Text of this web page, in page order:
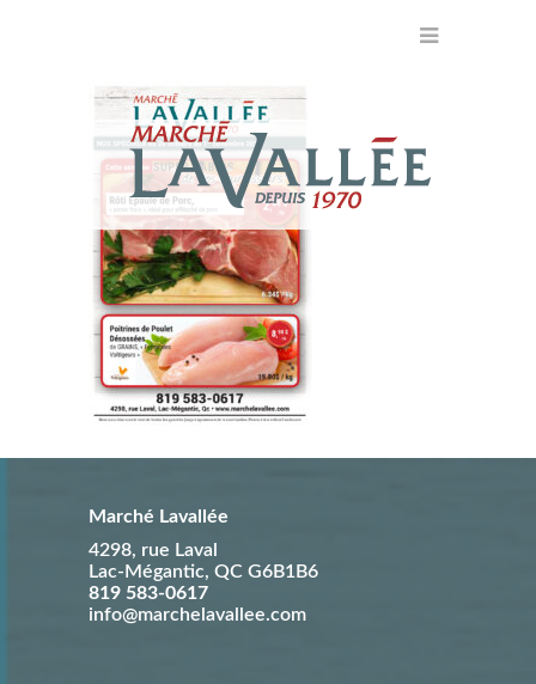
Marché Lavallée
4298, rue Laval
Lac-Mégantic, QC G6B1B6
819 583-0617
info@marchelavallee.com